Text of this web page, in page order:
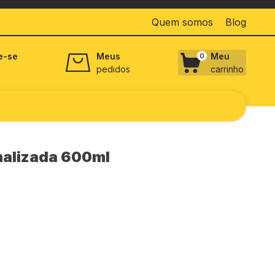
Quem somos Blog
se
Meus
pedidos
0
Meu
carrinho
600ml